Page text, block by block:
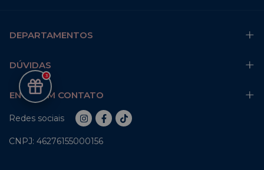
DEPARTAMENTOS
DÚVIDAS
ENTRE EM CONTATO
Redes sociais
CNPJ: 46276155000156
3